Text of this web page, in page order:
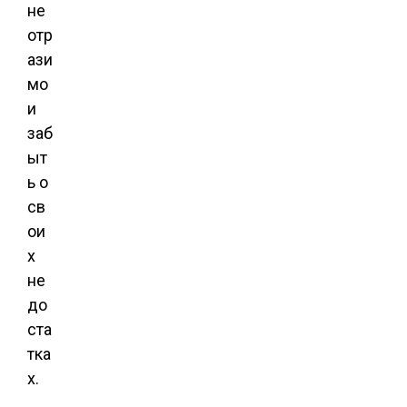
не
отр
ази
мо
и
заб
ыт
ь о
св
ои
х
не
до
ста
тка
х.